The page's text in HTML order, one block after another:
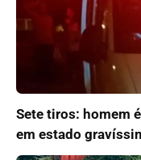
Sete tiros: homem
em estado